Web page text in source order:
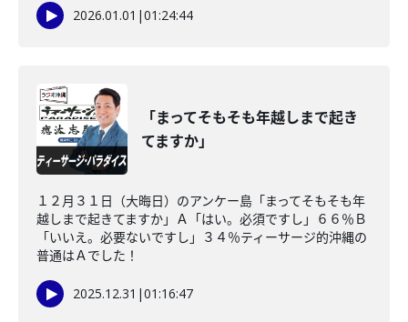
2026.01.01 |01:24:44
「まってそもそも年越しまで起き
てますか」
１２月３１日（大晦日）のアンケー島「まってそもそも年
越しまで起きてますか」Ａ「はい。必須ですし」６６％Ｂ
「いいえ。必要ないですし」３４％ティーサージ的沖縄の
普通はＡでした！
2025.12.31 |01:16:47